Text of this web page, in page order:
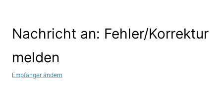
Nachricht an: Fehler/Korrektur
melden
Empfänger ändern